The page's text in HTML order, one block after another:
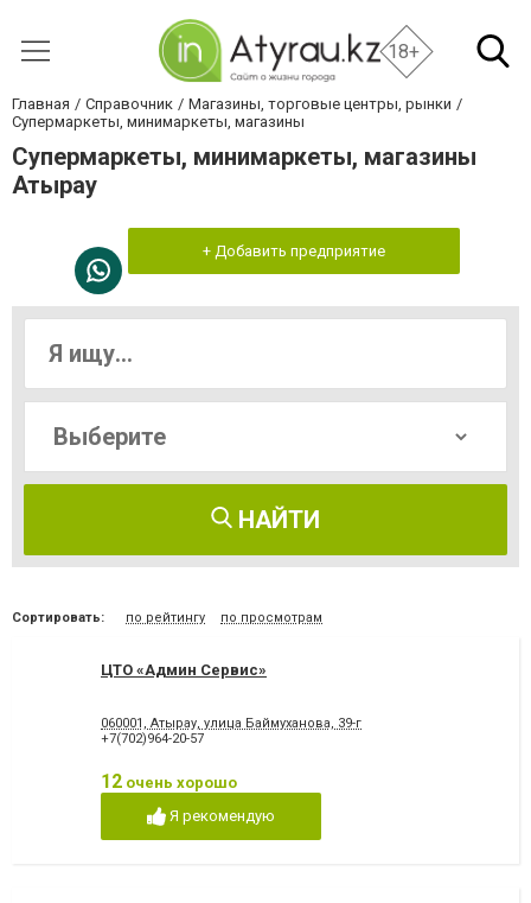
18+
Главная Справочник
Магазины, торговые центры, рынки
Супермаркеты, минимаркеты, магазины
Супермаркеты, минимаркеты, магазины
Атырау
+ Добавить предприятие
НАЙТИ
Сортировать: по рейтингу по просмотрам
ЦТО «Админ Сервис»
060001, Атырау, улица Баймуханова, 39-г
+7(702)964-20-57
12 очень хорошо
Я рекомендую